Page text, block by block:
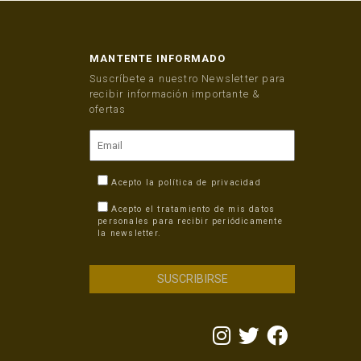
MANTENTE INFORMADO
Suscríbete a nuestro Newsletter para
recibir información importante &
ofertas
Acepto la política de privacidad
Acepto el tratamiento de mis datos
personales para recibir periódicamente
la newsletter.